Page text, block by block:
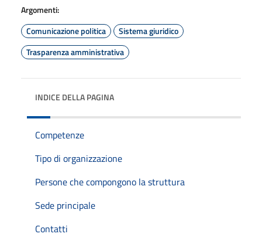
Argomenti:
Comunicazione politica
Sistema giuridico
Trasparenza amministrativa
INDICE DELLA PAGINA
Competenze
Tipo di organizzazione
Persone che compongono la struttura
Sede principale
Contatti